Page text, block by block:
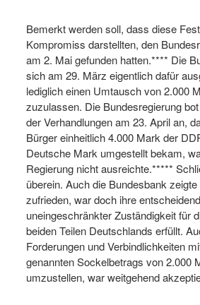
Bemerkt werden soll, dass diese
Kompromiss darstellten, den
am 2. Mai gefunden hatten.**** Die
sich am 29. März eigentlich dafür
lediglich einen Umtausch von 2.000
zuzulassen. Die Bundesregierung
der Verhandlungen am 23. April an,
Bürger einheitlich 4.000 Mark der
Deutsche Mark umgestellt bekam,
Regierung nicht ausreichte.*****
überein. Auch die Bundesbank
zufrieden, war doch ihre
uneingeschränkter Zuständigkeit für
beiden Teilen Deutschlands erfüllt.
Forderungen und Verbindlichkeiten
genannten Sockelbetrags von 2.000
umzustellen, war weitgehend